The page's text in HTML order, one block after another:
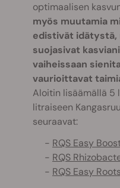
optimaalisen
myös muutamia
edistivät
suojasivat
vaiheissaan
vaurioittavat
Aloitin lisäämällä 5
litraiseen
seuraavat:
- RQS Easy
- RQS
- RQS Easy Roots